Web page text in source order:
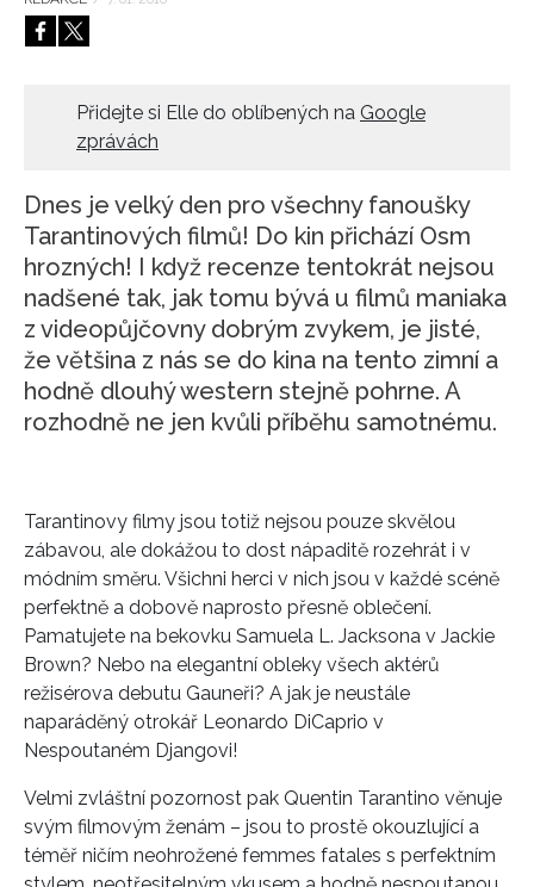
HOME
Přidejte si Elle do oblíbených na Google
zprávách
Dnes je velký den pro všechny fanoušky
Tarantinových filmů! Do kin přichází Osm
hrozných! I když recenze tentokrát nejsou
nadšené tak, jak tomu bývá u filmů maniaka
z videopůjčovny dobrým zvykem, je jisté,
že většina z nás se do kina na tento zimní a
hodně dlouhý western stejně pohrne. A
rozhodně ne jen kvůli příběhu samotnému.
Tarantinovy filmy jsou totiž nejsou pouze skvělou
zábavou, ale dokážou to dost nápaditě rozehrát i v
módním směru. Všichni herci v nich jsou v každé scéně
perfektně a dobově naprosto přesně oblečení.
Pamatujete na bekovku Samuela L. Jacksona v Jackie
Brown? Nebo na elegantní obleky všech aktérů
režisérova debutu Gauneři? A jak je neustále
naparáděný otrokář Leonardo DiCaprio v
Nespoutaném Djangovi!
Velmi zvláštní pozornost pak Quentin Tarantino věnuje
svým filmovým ženám – jsou to prostě okouzlující a
téměř ničím neohrožené femmes fatales s perfektním